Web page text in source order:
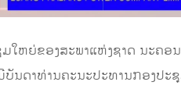
ໃຫຍ່ຂອງສະພາແຫ່ງຊາດ ນະຄ
ນດາທ່ານຄະນະປະທານກອງປະ